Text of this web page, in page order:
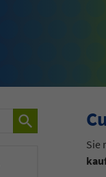
Sie